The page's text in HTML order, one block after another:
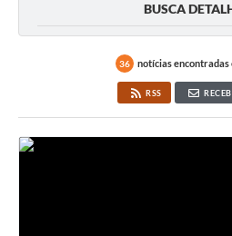
Vice-Prefeito Municipal
Requerimento geral
BUSCA
36 notícias encontradas
RSS